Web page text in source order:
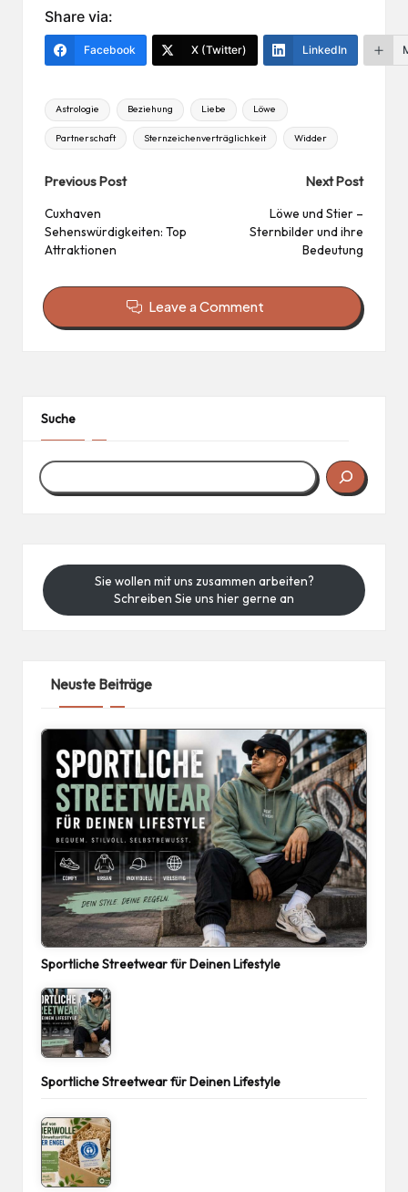
er
es
t
Share via:
Facebook X (Twitter) LinkedIn
Tags:
Astrologie Beziehung Liebe Löwe
Partnerschaft Sternzeichenverträglichkeit Widder
Post
navigation
Previous Post
Cuxhaven
Sehenswürdigkeiten: Top
Attraktionen
Next Post
Löwe und Stier –
Sternbilder und ihre
Bedeutung
Leave a Comment
Suche
Sie wollen mit uns zusammen arbeiten?
Schreiben Sie uns hier gerne an
Neuste Beiträge
Sportliche Streetwear für Deinen Lifestyle
Sportliche Streetwear für Deinen Lifestyle